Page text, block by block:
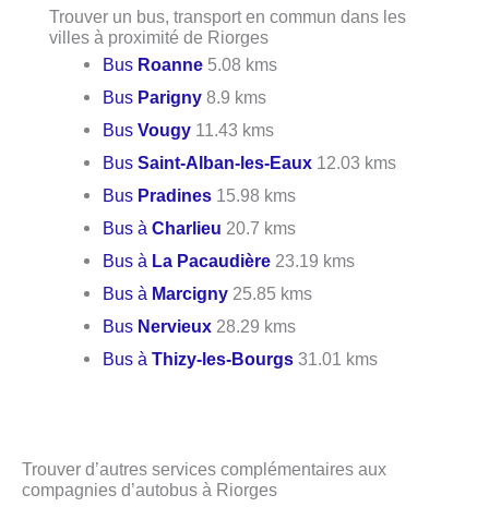
Trouver un bus, transport en commun dans les
villes à proximité de Riorges
Bus Roanne 5.08 kms
Bus Parigny 8.9 kms
BusVougy 11.43 kms
BusSaint-Alban-les-Eaux 12.03 kms
Bus Pradines 15.98 kms
Bus àCharlieu 20.7 kms
Bus à La Pacaudière 23.19 kms
Bus à Marcigny 25.85 kms
Bus Nervieux 28.29 kms
Bus àThizy-les-Bourgs 31.01 kms
Trouver d’autres services complémentaires aux
compagnies d’autobus à Riorges